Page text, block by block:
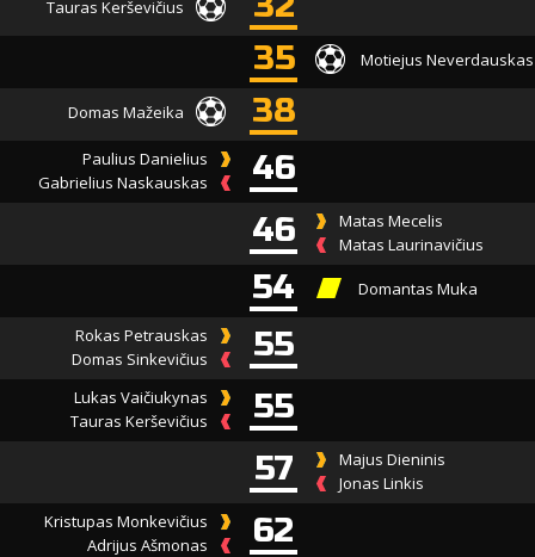
Tauras Kerševičius
35
Motiejus Neverdauskas
Domas Mažeika 38
Paulius Danielius
Gabrielius Naskauskas
46
46
Matas Mecelis
Matas Laurinavičius
54 Domantas Muka
Rokas Petrauskas
Domas Sinkevičius
55
Lukas Vaičiukynas
Tauras Kerševičius
55
57
Majus Dieninis
Jonas Linkis
Kristupas Monkevičius
Adrijus Ašmonas
62